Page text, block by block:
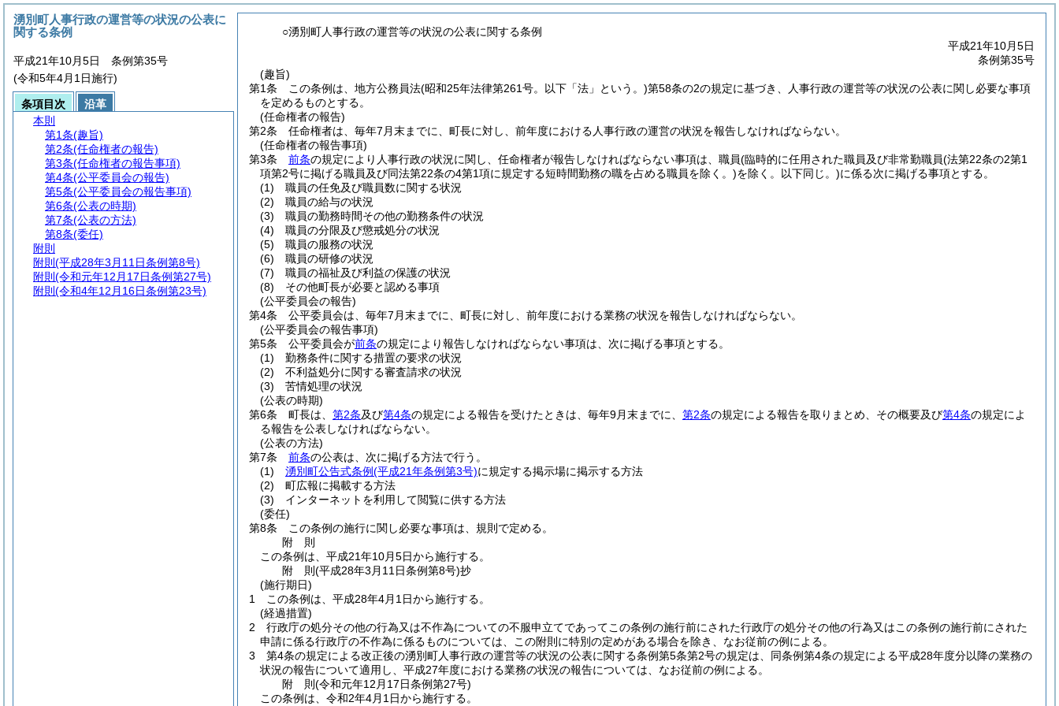
○湧別町人事行政の運営等の状況の公表に関する条例
平成21年10月5日
条例第35号
(趣旨)
第1条
この条例は、地方公務員法(昭和25年法律第261号。以下「法」という。)第58条の2の規定に基づき、人事行政の運営等の状況の公表に関し必要な事項
を定めるものとする。
(任命権者の報告)
第2条
任命権者は、毎年7月末までに、町長に対し、前年度における人事行政の運営の状況を報告しなければならない。
(任命権者の報告事項)
第3条
前条の規定により人事行政の状況に関し、任命権者が報告しなければならない事項は、職員(臨時的に任用された職員及び非常勤職員(法第22条の2第1
項第2号に掲げる職員及び同法第22条の4第1項に規定する短時間勤務の職を占める職員を除く。)を除く。以下同じ。)に係る次に掲げる事項とする。
(1)
職員の任免及び職員数に関する状況
(2)
職員の給与の状況
(3)
職員の勤務時間その他の勤務条件の状況
(4)
職員の分限及び懲戒処分の状況
(5)
職員の服務の状況
(6)
職員の研修の状況
(7)
職員の福祉及び利益の保護の状況
(8)
その他町長が必要と認める事項
(公平委員会の報告)
第4条
公平委員会は、毎年7月末までに、町長に対し、前年度における業務の状況を報告しなければならない。
(公平委員会の報告事項)
第5条
公平委員会が前条の規定により報告しなければならない事項は、次に掲げる事項とする。
(1)
勤務条件に関する措置の要求の状況
(2)
不利益処分に関する審査請求の状況
(3)
苦情処理の状況
(公表の時期)
第6条
町長は、 第2条及び第4条の規定による報告を受けたときは、毎年9月末までに、 第2条の規定による報告を取りまとめ、その概要及び第4条の規定によ
る報告を公表しなければならない。
(公表の方法)
第7条
前条の公表は、次に掲げる方法で行う。
(1)
湧別町公告式条例(平成21年条例第3号)に規定する掲示場に掲示する方法
(2)
町広報に掲載する方法
(3)
インターネットを利用して閲覧に供する方法
(委任)
第8条
この条例の施行に関し必要な事項は、規則で定める。
附 則
この条例は、平成21年10月5日から施行する。
附 則(平成28年3月11日条例第8号)抄
(施行期日)
1
この条例は、平成28年4月1日から施行する。
(経過措置)
2
行政庁の処分その他の行為又は不作為についての不服申立てであってこの条例の施行前にされた行政庁の処分その他の行為又はこの条例の施行前にされた
申請に係る行政庁の不作為に係るものについては、この附則に特別の定めがある場合を除き、なお従前の例による。
3
第4条の規定による改正後の湧別町人事行政の運営等の状況の公表に関する条例第5条第2号の規定は、同条例第4条の規定による平成28年度分以降の業務の
状況の報告について適用し、平成27年度における業務の状況の報告については、なお従前の例による。
附 則(令和元年12月17日条例第27号)
この条例は、令和2年4月1日から施行する。
湧別町人事行政の運営等の状況の公表に
関する条例
平成21年10月5日 条例第35号
(令和5年4月1日施行)
条項目次
沿革
本則
第1条(趣旨)
第2条(任命権者の報告)
第3条(任命権者の報告事項)
第4条(公平委員会の報告)
第5条(公平委員会の報告事項)
第6条(公表の時期)
第7条(公表の方法)
第8条(委任)
附則
附則 (平成28年3月11日条例第8号)
附則 (令和元年12月17日条例第27号)
附則 (令和4年12月16日条例第23号)